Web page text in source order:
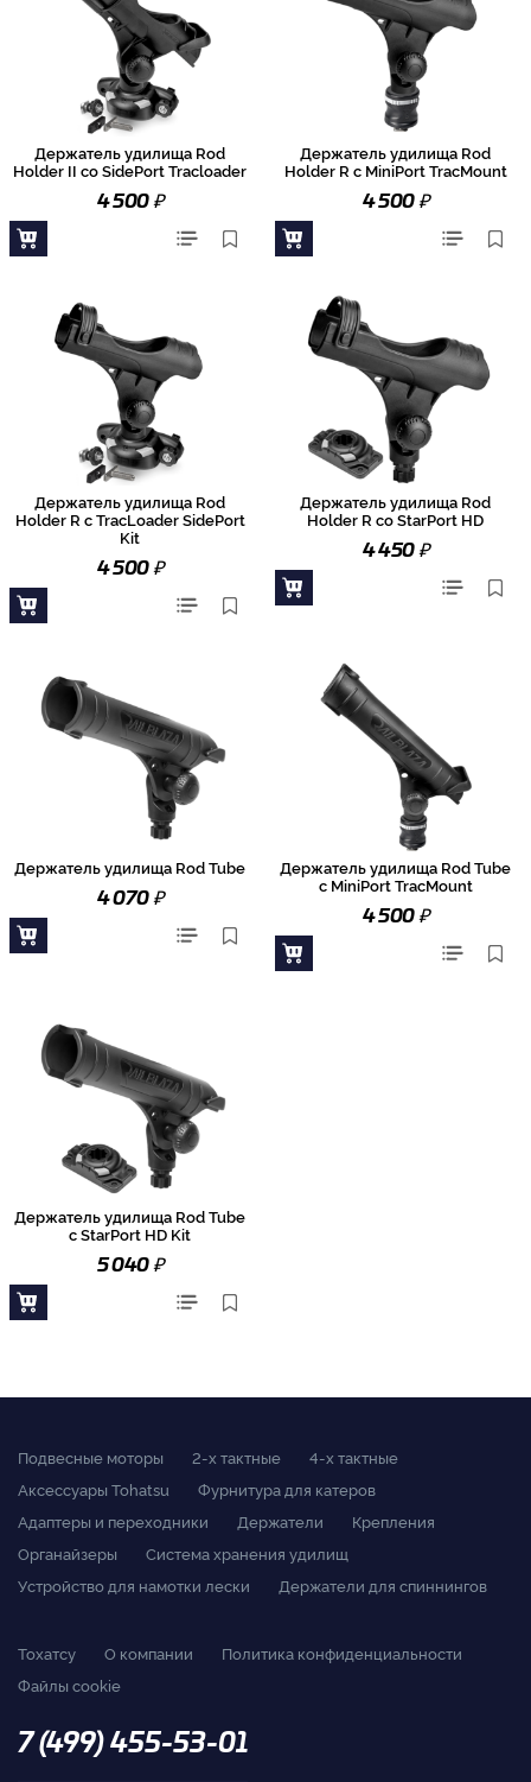
Держатель удилища Rod
Holder II со SidePort Tracloader
4 500₽
Держатель удилища Rod
Holder R с MiniPort TracMount
4 500₽
Держатель удилища Rod
Holder R с TracLoader SidePort
Kit
4 500₽
Держатель удилища Rod
Holder R со StarPort HD
4 450₽
Держатель удилища Rod Tube
4 070₽
Держатель удилища Rod Tube
с MiniPort TracMount
4 500₽
Держатель удилища Rod Tube
с StarPort HD Kit
5 040₽
Подвесные моторы 2-x тактные
4-x тактные
Аксессуары Tohatsu
Фурнитура для катеров
Адаптеры и переходники
Держатели
Крепления
Органайзеры
Система хранения удилищ
Устройство для намотки лески
Держатели для спиннингов
Тохатсу О компании
Политика конфиденциальности
Файлы cookie
7 (499) 455-53-01